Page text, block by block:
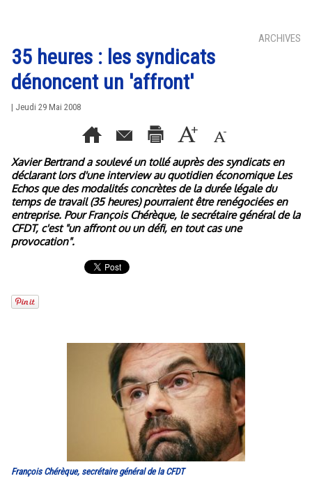
ARCHIVES
35 heures : les syndicats
dénoncent un 'affront'
| Jeudi 29 Mai 2008
Xavier Bertrand a soulevé un tollé auprès des syndicats en
déclarant lors d'une interview au quotidien économique Les
Echos que des modalités concrètes de la durée légale du
temps de travail (35 heures) pourraient être renégociées en
entreprise. Pour François Chérèque, le secrétaire général de la
CFDT, c'est "un affront ou un défi, en tout cas une
provocation".
François Chérèque, secrétaire général de la CFDT